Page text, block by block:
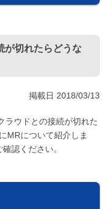
が切れたらどうな
掲載日 2018/03/13
ラウドとの接続が切れた
MRについて紹介しま
認ください。